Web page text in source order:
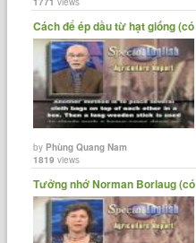
Cách để ép dầu từ hạt giống
byPhùng Quang Nam
1819 views
Tưởng nhớ Norman Borlaug